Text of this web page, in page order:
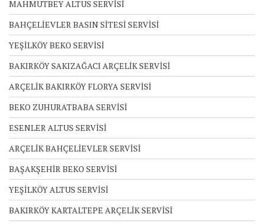
MAHMUTBEY ALTUS SERVİSİ
BAHÇELİEVLER BASIN SİTESİ SERVİSİ
YEŞİLKÖY BEKO SERVİSİ
BAKIRKÖY SAKIZAĞACI ARÇELİK SERVİSİ
ARÇELİK BAKIRKÖY FLORYA SERVİSİ
BEKO ZUHURATBABA SERVİSİ
ESENLER ALTUS SERVİSİ
ARÇELİK BAHÇELİEVLER SERVİSİ
BAŞAKŞEHİR BEKO SERVİSİ
YEŞİLKÖY ALTUS SERVİSİ
BAKIRKÖY KARTALTEPE ARÇELİK SERVİSİ